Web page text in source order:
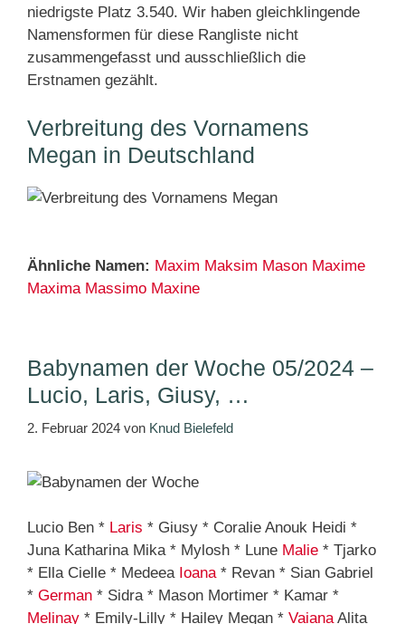
niedrigste Platz 3.540. Wir haben gleichklingende
Namensformen für diese Rangliste nicht
zusammengefasst und ausschließlich die
Erstnamen gezählt.
Verbreitung des Vornamens
Megan in Deutschland
Ähnliche Namen: Maxim Maksim Mason Maxime
Maxima Massimo Maxine
Babynamen der Woche 05/2024 –
Lucio, Laris, Giusy, …
2. Februar 2024 von Knud Bielefeld
Lucio Ben * Laris * Giusy * Coralie Anouk Heidi *
Juna Katharina Mika * Mylosh * Lune Malie * Tjarko
* Ella Cielle * Medeea Ioana* Revan * Sian Gabriel
* German * Sidra * Mason Mortimer * Kamar *
Melinay * Emily-Lilly * Hailey Megan * VaianaAlita